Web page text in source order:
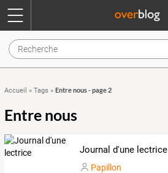
Accueil » Tags » Entre nous - page 2
Entre nous
Journal d'une lectrice
Papillon